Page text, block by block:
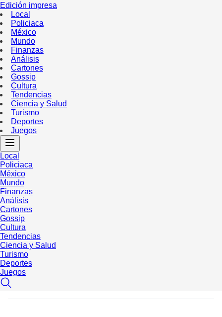
Edición impresa
Local
Policiaca
México
Mundo
Finanzas
Análisis
Cartones
Gossip
Cultura
Tendencias
Ciencia y Salud
Turismo
Deportes
Juegos
Local
Policiaca
México
Mundo
Finanzas
Análisis
Cartones
Gossip
Cultura
Tendencias
Ciencia y Salud
Turismo
Deportes
Juegos